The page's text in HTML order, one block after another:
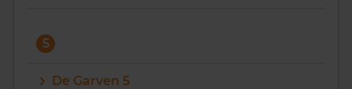
5
De Garven 5